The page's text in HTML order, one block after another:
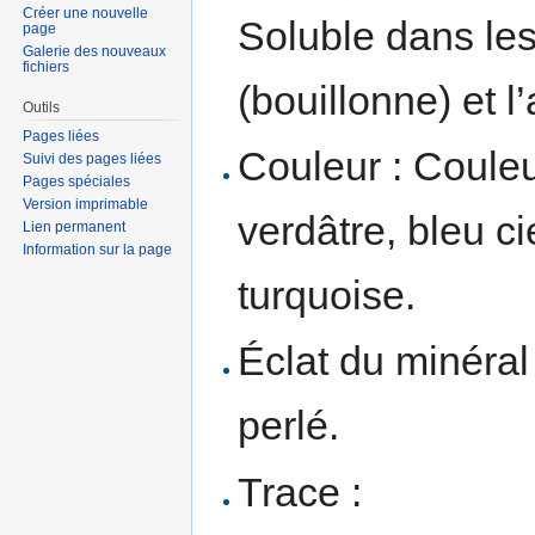
Soluble dans
(bouillonne) et
Couleur :
verdâtre, bleu
turquoise.
Éclat du
perlé.
Trace :
Créer une nouvelle
page
Galerie des nouveaux
fichiers
Outils
Pages liées
Suivi des pages liées
Pages spéciales
Version imprimable
Lien permanent
Information sur la page